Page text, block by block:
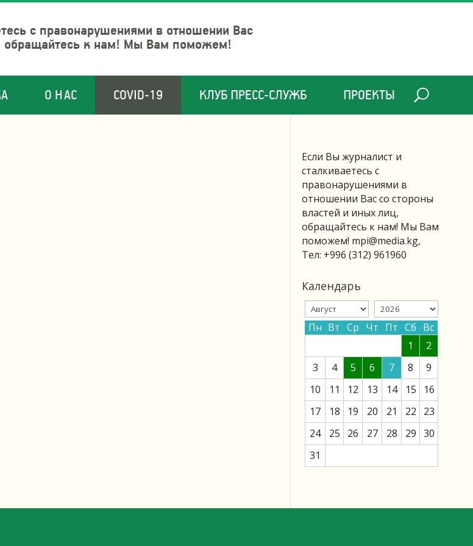
с правонарушениями в отношении Вас
обращайтесь к нам! Мы Вам поможем!
О НАС COVID-19 КЛУБ ПРЕСС-СЛУЖБ ПРОЕКТЫ
Если Вы журналист и
сталкиваетесь с
правонарушениями в
отношении Вас со стороны
властей и иных лиц,
обращайтесь к нам! Мы Вам
поможем! mpi@media.kg,
Тел: +996 (312) 961960
Календарь
Пн Вт Ср Чт Пт Сб Вс
1
2
3
4 5 6 7 8
9
10
11 12 13 14 15
16
17
18 19 20 21 22
23
24
25 26 27 28 29 30
31